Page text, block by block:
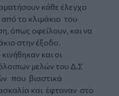
κάθε έλεγχο
το κλιμάκιο του
όπως οφείλουν, και να
στην έξοδο.
και οι
μελών του Δ.Σ
που βιαστικά
και έφταναν στο